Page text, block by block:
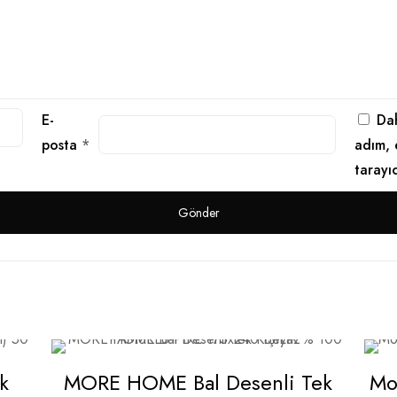
E-
posta *
MORE HOME Bal Desenli Tek